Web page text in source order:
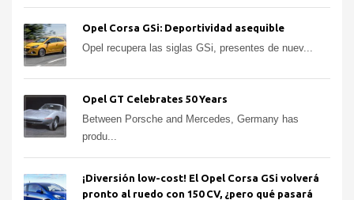
Opel Corsa GSi: Deportividad asequible
Opel recupera las siglas GSi, presentes de nuev...
Opel GT Celebrates 50 Years
Between Porsche and Mercedes, Germany has
produ...
¡Diversión low-cost! El Opel Corsa GSi volverá
pronto al ruedo con 150 CV, ¿pero qué pasará